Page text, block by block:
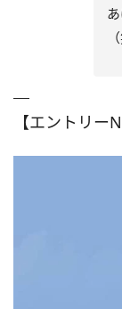
【エントリー